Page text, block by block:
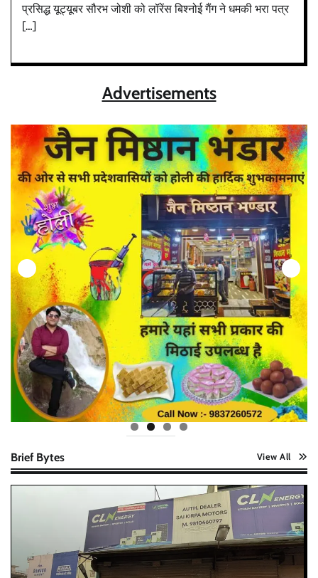
प्रसिद्ध यूट्यूबर सौरभ जोशी को लॉरेंस बिश्नोई गैंग ने धमकी भरा पत्र
[…]
Advertisements
Brief Bytes View All